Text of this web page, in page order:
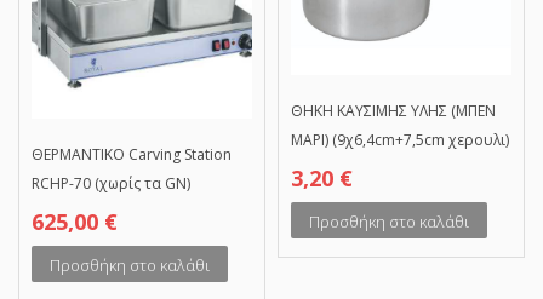
ΘΕΡΜΑΝΤΙΚΟ Carving Station
RCHP-70 (χωρίς τα GN)
625,00 €
Προσθήκη στο καλάθι
ΘΗΚΗ ΚΑΥΣΙΜΗΣ ΥΛΗΣ (ΜΠΕΝ
ΜΑΡΙ) (9χ6,4cm+7,5cm χερουλι)
3,20 €
Προσθήκη στο καλάθι